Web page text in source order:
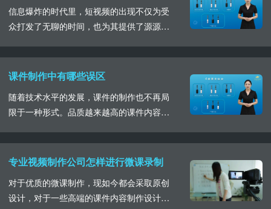
近，如果还在因为举行不了的线下年会而苦
恼，完全可以转战线上，选择合适的影棚进
行表演，经过前......
信息爆炸的时代里，短视频的出现不仅为受
众打发了无聊的时间，也为其提供了源源不
学习成为一种获取知识的途径。在线教育课
程内容被广泛的传播，我们通常看到的有直
形式备受欢迎。录播课程能够随时随地进行
学习观看，不受时间和空间的限制，在其制
作上画面的丰富性......
课件制作中有哪些误区
随着技术水平的发展，课件的制作也不再局
限于一种形式。品质越来越高的课件内容呈
专业的制作团队，但是我们要注意这些误区
的存在。1、教材搬用课件的制作可以说是重
动的搬运到屏幕上，全部的内容堆砌对学生
们的学习吸收没有一点用处。其内容的制作
专业视频制作公司怎样进行微课录制
对于优质的微课制作，现如今都会采取原创
设计，对于一些高端的课件内容制作设计，